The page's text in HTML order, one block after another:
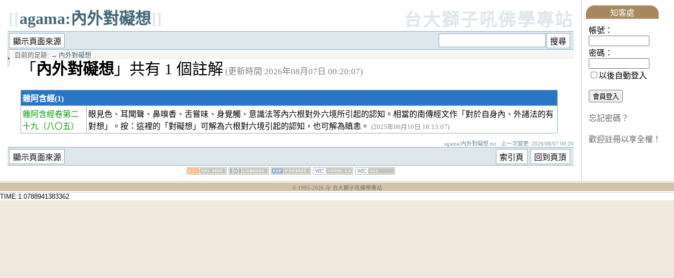
[[agama:內外對礙想]] 台大獅子吼佛學專站
目前的足跡: → 內外對礙想
「 內外對礙想 」共有 1 個註解 (更新時間 2026年08月07日 00:20:07)
雜阿含經(1)
雜阿含經卷第二
十九 （八〇五）
眼見色、耳聞聲、鼻嗅香、舌嘗味、身覺觸、意識法等內六根對外六境所引起的認知。相當的南傳經文作「對於自身內、外諸法的有
對想」。按：這裡的「對礙想」可解為六根對六境引起的認知，也可解為瞋恚。
(2025年06月10日 18:13:07)
agama/內外對礙想.txt · 上一次變更: 2026/08/07 00:20
知客處
帳號：
密碼：
以後自動登入
忘記密碼？
歡迎註冊以享全權！
© 1995-2026 卍 台大獅子吼佛學專站
TIME:1.0788941383362